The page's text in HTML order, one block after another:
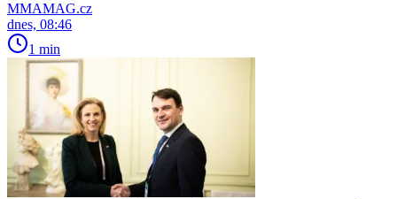
MMAMAG.cz
dnes, 08:46
1 min